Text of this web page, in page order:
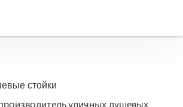
стойки
уличных душевых